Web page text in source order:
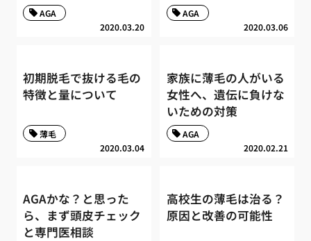
2020.03.20
AGA
2020.03.06
AGA
初期脱毛で抜ける毛の
特徴と量について
2020.03.04
薄毛
家族に薄毛の人がいる
女性へ、遺伝に負けな
いための対策
2020.02.21
AGA
AGAかな？と思った
ら、まず頭皮チェック
と専門医相談
高校生の薄毛は治る？
原因と改善の可能性